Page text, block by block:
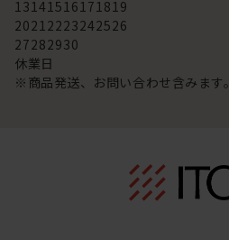
13 14 15 16 17 18 19
2021 2223242526
27282930
休業日
※商品発送、お問い合わせ含みます。